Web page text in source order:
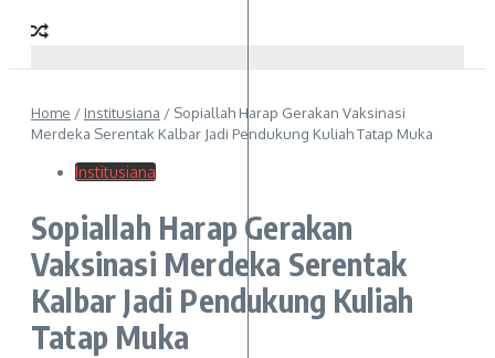
Home / Institusiana / Sopiallah Harap Gerakan Vaksinasi
Merdeka Serentak Kalbar Jadi Pendukung Kuliah Tatap Muka
Institusiana
Sopiallah Harap Gerakan
Vaksinasi Merdeka Serentak
Kalbar Jadi Pendukung Kuliah
Tatap Muka